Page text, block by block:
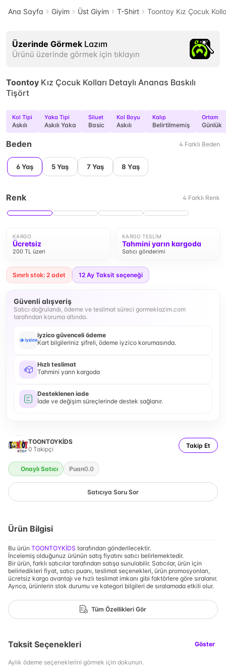
Ana Sayfa Giyim Üst Giyim T-Shirt Toontoy Kız Çocuk
Üzerinde Görmek Lazım
Ürünü üzerinde görmek için tıklayın
Toontoy Kız Çocuk Kolları Detaylı Ananas Baskılı
Tişört
Kol Tipi
Askılı
Yaka Tipi
Askılı Yaka
Siluet
Basic
Kol Boyu
Askılı
Kalıp
Belirtilmemiş
Ortam
Günlük
Beden 4 Farklı Beden
6 Yaş 5 Yaş 7 Yaş 8 Yaş
Renk 4 Farklı Renk
KARGO
Ücretsiz
200 TL üzeri
KARGO TESLIM
Tahmini yarın kargoda
Satıcı gönderimi
Sınırlı stok: 2 adet 12 Ay Taksit seçeneği
Güvenli alışveriş
Satıcı doğrulandı, ödeme ve teslimat süreci gormeklazim.com
tarafından koruma altında.
iyzico güvenceli ödeme
Kart bilgileriniz şifreli, ödeme iyzico korumasında.
Hızlı teslimat
Tahmini yarın kargoda
Desteklenen iade
İade ve değişim süreçlerinde destek sağlanır.
TOONTOYKİDS
0 Takipçi Takip Et
Onaylı Satıcı Puan0.0
Satıcıya Soru Sor
Ürün Bilgisi
Bu ürün TOONTOYKİDS tarafından gönderilecektir.
İncelemiş olduğunuz ürünün satış fiyatını satıcı belirlemektedir.
Bir ürün, farklı satıcılar tarafından satışa sunulabilir. Satıcılar, ürün için
belirledikleri fiyat, satıcı puanı, teslimat seçenekleri, ürün promosyonları,
ücretsiz kargo avantajı ve hızlı teslimat imkanı gibi faktörlere göre sıralanır.
Ayrıca, ürünlerin stok durumu ve kategori bilgileri de sıralamada etkili olur.
Tüm Özellikleri Gör
Taksit Seçenekleri Göster
Aylık ödeme seçeneklerini görmek için dokunun.